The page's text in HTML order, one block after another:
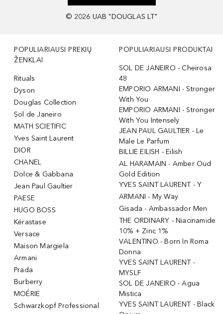
© 2026 UAB "DOUGLAS LT"
POPULIARIAUSI PREKIŲ
ŽENKLAI
Rituals
Dyson
Douglas Collection
Sol de Janeiro
MATH SCIETIFIC
Yves Saint Laurent
DIOR
CHANEL
Dolce & Gabbana
Jean Paul Gaultier
PAESE
HUGO BOSS
Kérastase
Versace
Maison Margiela
Armani
Prada
Burberry
MOÉRIE
Schwarzkopf Professional
POPULIARIAUSI PRODUKTAI
SOL DE JANEIRO - Cheirosa
48
EMPORIO ARMANI - Stronger
With You
EMPORIO ARMANI - Stronger
With You Intensely
JEAN PAUL GAULTIER - Le
Male Le Parfum
BILLIE EILISH - Eilish
AL HARAMAIN - Amber Oud
Gold Edition
YVES SAINT LAURENT - Y
ARMANI - My Way
Gisada - Ambassador Men
THE ORDINARY - Niacinamide
10% + Zinc 1%
VALENTINO - Born In Roma
Donna
YVES SAINT LAURENT -
MYSLF
SOL DE JANEIRO - Agua
Mistica
YVES SAINT LAURENT - Black